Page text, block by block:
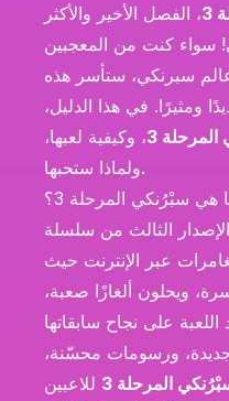
، الفصل الأخير والأكثر
سواء كنت من المعجبين
سبرنكي، ستأسر هذه
ومثيرًا. في هذا الدليل،
3
، وكيفية لعبها،
ولماذا ستحبها.
هي سبْرُنكي المرحلة 3؟
الثالث من سلسلة
عبر الإنترنت حيث
ويحلون ألغازًا صعبة،
على نجاح سابقاتها
ورسومات محسّنة،
المرحلة 3
للاعبين